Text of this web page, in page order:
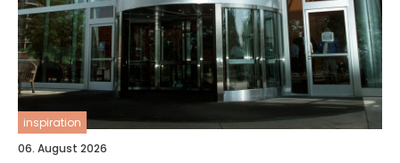
inspiration
06. August 2026